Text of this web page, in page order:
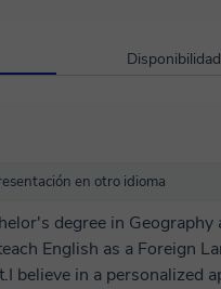
Disponibilidad
en otro idioma
degree in
English as a Foreign
believe in a personalized